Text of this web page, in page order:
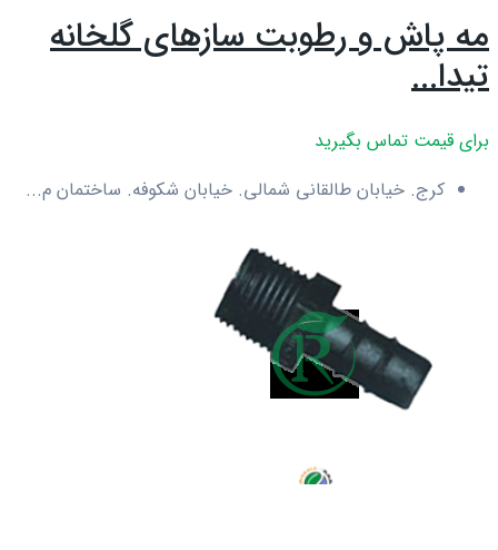
مه پاش و رطوبت سازهای گلخانه
تیدا...
برای قیمت تماس بگیرید
کرج. خیابان طالقانی شمالی. خیابان شکوفه. ساختمان م...